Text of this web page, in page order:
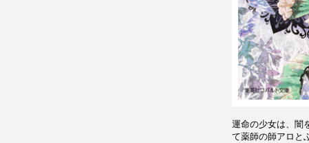
運命の少女は、
て薬師の師アロと